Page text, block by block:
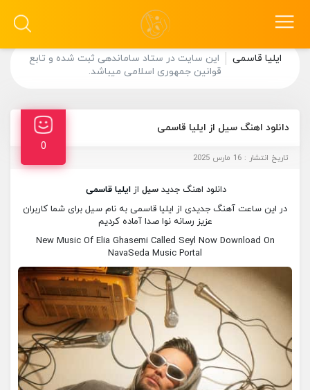
ایلیا قاسمی
این سایت در ستاد ساماندهی ثبت شده و تابع
قوانین جمهوری اسلامی میباشد.
دانلود اهنگ سیل از ایلیا قاسمی
0
تاریخ انتشار : 16 مارس 2025
دانلود اهنگ جدیدسیل ازایلیا قاسمی
در این ساعت آهنگ جدیدی از ایلیا قاسمی به نام سیل برای شما کاربران
عزیز رسانه نوا صدا آماده کردیم
New Music Of Elia Ghasemi Called Seyl Now Download On
NavaSeda Music Portal